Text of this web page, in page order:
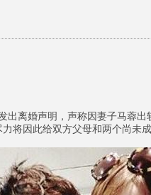
离婚声明，声称因妻子马蓉出
将因此给双方父母和两个尚未